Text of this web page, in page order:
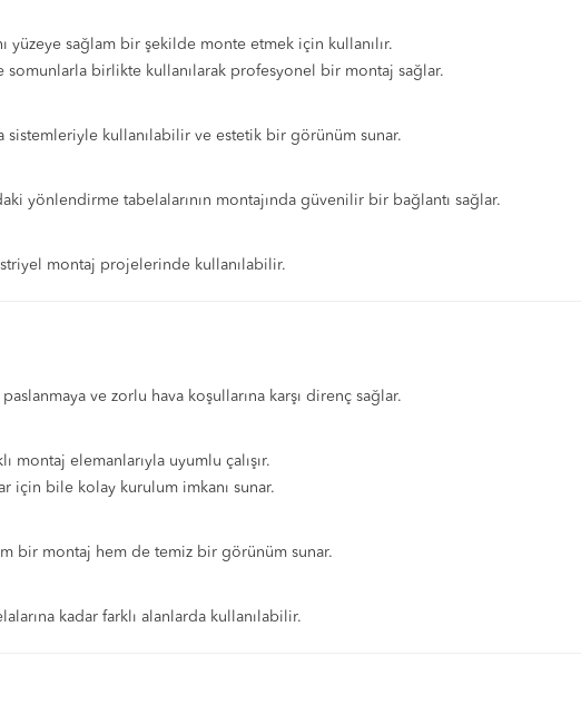
yüzeye sağlam bir şekilde monte etmek için kullanılır.
somunlarla birlikte kullanılarak profesyonel bir montaj sağlar.
sistemleriyle kullanılabilir ve estetik bir görünüm sunar.
yönlendirme tabelalarının montajında güvenilir bir bağlantı sağlar.
montaj projelerinde kullanılabilir.
ve zorlu hava koşullarına karşı direnç sağlar.
montaj elemanlarıyla uyumlu çalışır.
için bile kolay kurulum imkanı sunar.
bir montaj hem de temiz bir görünüm sunar.
kadar farklı alanlarda kullanılabilir.